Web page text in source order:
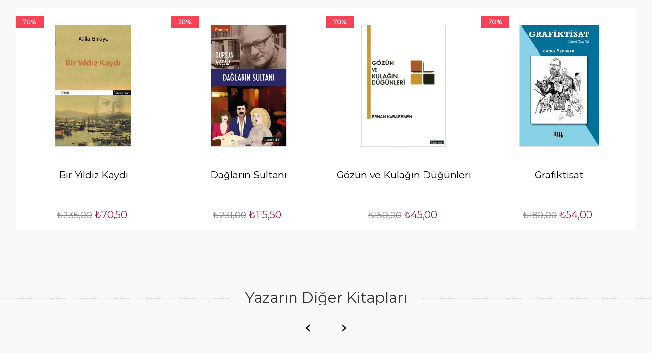
70%
Bir Yıldız Kaydı
₺235,00 ₺70,50
50%
Dağların Sultanı
₺231,00 ₺115,50
70%
Gözün ve Kulağın Düğünleri
₺150,00 ₺45,00
70%
Grafiktisat
₺180,00 ₺54,00
Yazarın Diğer Kitapları